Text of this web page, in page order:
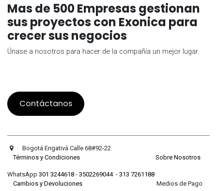
Mas de 500 Empresas gestionan
sus proyectos con Exonica para
crecer sus negocios
Únase a nosotros para hacer de la compañía un mejor lugar.
Contáctanos
Bogotá Engativá Calle 68#92-22
Términos y Condiciones
Sobre Nosotros
WhatsApp 301 3244618 - 3502269044- 313 7261188
Cambios y Devoluciones Medios de Pago